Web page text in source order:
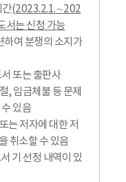
간(2023.2.1.∼202
서는 신청 가능
하여 분쟁의 소지가
또는 출판사
, 임금체불 등 문제
있음
는 저자에 대한 저
취소할 수 있음
기 선정 내역이 있